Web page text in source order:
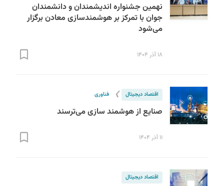
نهمین جشنواره اندیشمندان و دانشمندان
جوان با تمرکز بر هوشمندسازی معادن برگزار
می‌شود
۱۸ آذر ۱۴۰۴
اقتصاد دیجیتال ❯ فناوری
صنایع از هوشمند سازی می‌ترسند
۱۱ آذر ۱۴۰۴
اقتصاد دیجیتال